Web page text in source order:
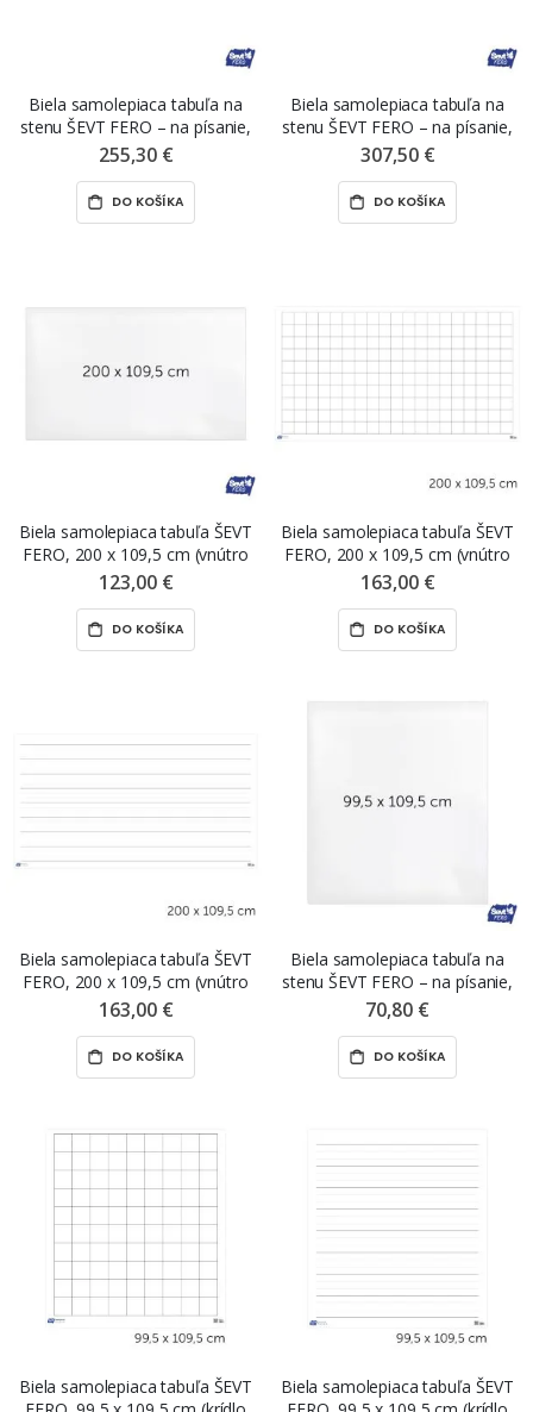
Biela samolepiaca tabuľa na
stenu ŠEVT FERO – na písanie,
400 x 120 cm
255,30 €
DO KOŠÍKA
Biela samolepiaca tabuľa na
stenu ŠEVT FERO – na písanie,
500 x 120 cm
307,50 €
DO KOŠÍKA
Biela samolepiaca tabuľa ŠEVT
FERO, 200 x 109,5 cm (vnútro
tabule), bez potlače
123,00 €
DO KOŠÍKA
Biela samolepiaca tabuľa ŠEVT
FERO, 200 x 109,5 cm (vnútro
tabule), s mriežkou
163,00 €
DO KOŠÍKA
Biela samolepiaca tabuľa ŠEVT
FERO, 200 x 109,5 cm (vnútro
tabule), s linajkami
163,00 €
DO KOŠÍKA
Biela samolepiaca tabuľa na
stenu ŠEVT FERO – na písanie,
99,5 x 109,5 cm
70,80 €
DO KOŠÍKA
Biela samolepiaca tabuľa ŠEVT
Biela samolepiaca tabuľa ŠEVT